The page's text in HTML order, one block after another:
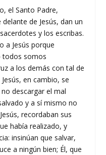
el Santo Padre,
de Jesús, dan un
y los escribas.
a Jesús porque
todos somos
a los demás con tal de
en cambio, se
descargar el mal
y a sí mismo no
recordaban sus
había realizado, y
insinúan que salvar,
a ningún bien; Él, que